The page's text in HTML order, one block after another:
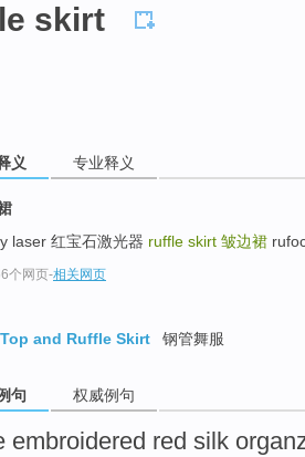
skirt
义 专业释义
laser 红宝石激光器 ruffle skirt 皱边裙
个网页-相关网页
and Ruffle Skirt
钢管舞服
句 权威例句
embroidered red silk